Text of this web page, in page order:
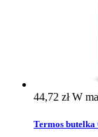
44,72 złW
Termos